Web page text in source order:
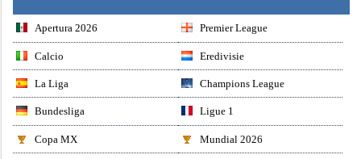
Apertura 2026 Premier League
Calcio Eredivisie
La Liga Champions League
Bundesliga Ligue 1
Copa MX Mundial 2026